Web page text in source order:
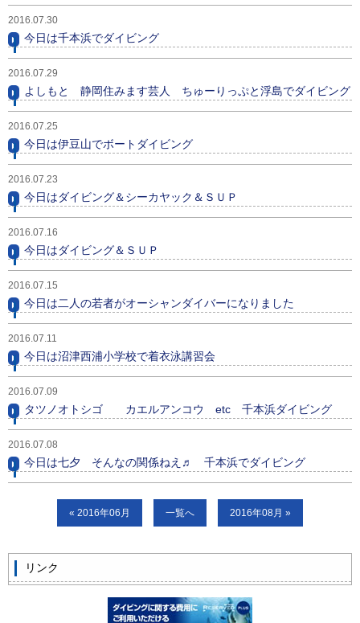
イベント
Q & A
2016.07.30
今日は千本浜でダイビング
2016.07.29
よしもと 静岡住みます芸人 ちゅーりっぷと浮島でダイビング
2016.07.25
今日は伊豆山でボートダイビング
2016.07.23
今日はダイビング＆シーカヤック＆ＳＵＰ
2016.07.16
今日はダイビング＆ＳＵＰ
2016.07.15
今日は二人の若者がオーシャンダイバーになりました
2016.07.11
今日は沼津西浦小学校で着衣泳講習会
2016.07.09
タツノオトシゴ カエルアンコウ etc 千本浜ダイビング
2016.07.08
今日は七夕 そんなの関係ねえ♬ 千本浜でダイビング
« 2016年06月 一覧へ 2016年08月 »
リンク